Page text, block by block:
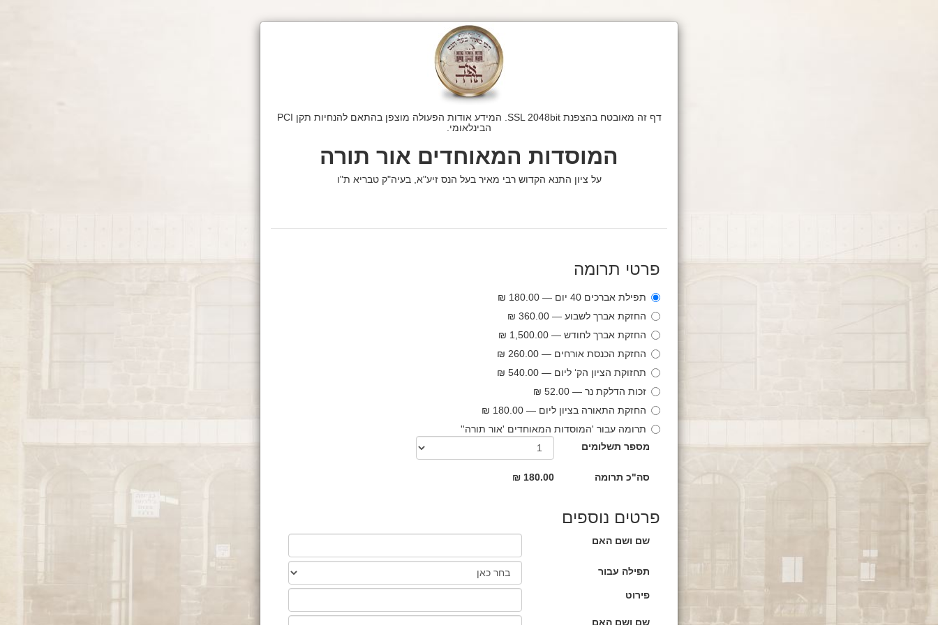
דף זה מאובטח בהצפנת SSL 2048bit. המידע אודות הפעולה מוצפן בהתאם להנחיות תקן PCI
הבינלאומי.
המוסדות המאוחדים אור תורה
על ציון התנא הקדוש רבי מאיר בעל הנס זיע"א, בעיה"ק טבריא ת"ו
פרטי תרומה
תפילת אברכים 40 יום — 180.00 ₪
החזקת אברך לשבוע — 360.00 ₪
החזקת אברך לחודש — 1,500.00 ₪
החזקת הכנסת אורחים — 260.00 ₪
תחזוקת הציון הק‘ ליום — 540.00 ₪
זכות הדלקת נר — 52.00 ₪
החזקת התאורה בציון ליום — 180.00 ₪
תרומה עבור 'המוסדות המאוחדים 'אור תורה''
מספר תשלומים
סה"כ תרומה 180.00 ₪
פרטים נוספים
שם ושם האם
תפילה עבור
פירוט
שם ושם האם